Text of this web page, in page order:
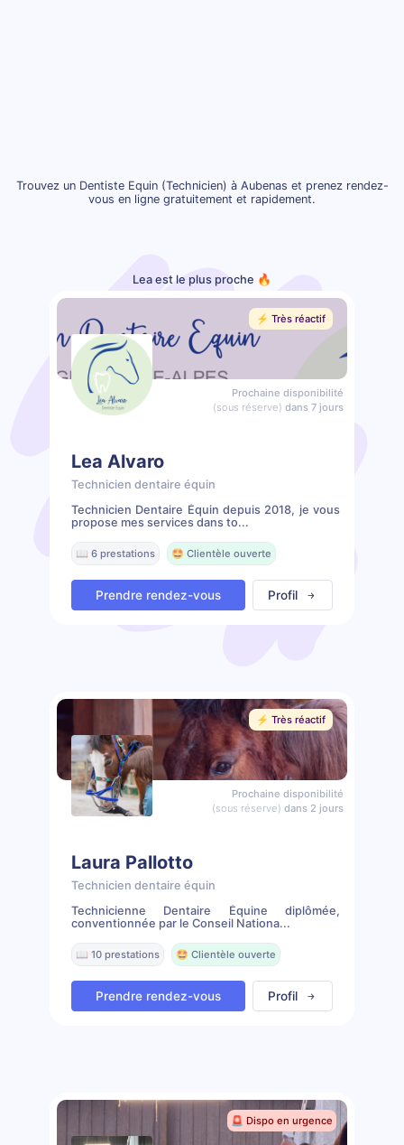
Trouvez un Dentiste Equin (Technicien) à Aubenas et prenez rendez-
vous en ligne gratuitement et rapidement.
Lea est le plus proche 🔥
⚡️ Très réactif
Prochaine disponibilité
(sous réserve) dans 7 jours
Lea Alvaro
Technicien dentaire équin
Technicien Dentaire Équin depuis 2018, je vous
propose mes services dans to...
📖 6 prestations 🤩 Clientèle ouverte
Prendre rendez-vous Profil
⚡️ Très réactif
Prochaine disponibilité
(sous réserve) dans 2 jours
Laura Pallotto
Technicien dentaire équin
Technicienne Dentaire Équine diplômée,
conventionnée par le Conseil Nationa...
📖 10 prestations 🤩 Clientèle ouverte
Prendre rendez-vous Profil
🚨 Dispo en urgence